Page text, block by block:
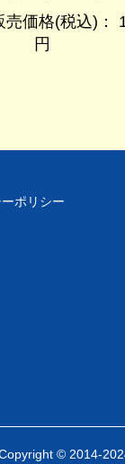
売価格(税込)：
円
ポリシー
© 2014-